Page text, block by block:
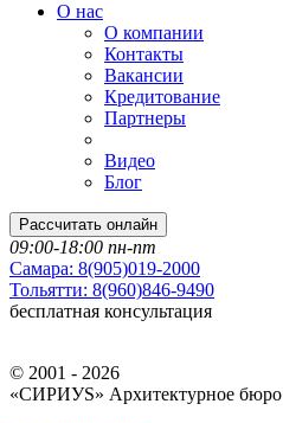
О нас
О компании
Контакты
Вакансии
Кредитование
Партнеры
Видео
Блог
Рассчитать онлайн
09:00-18:00 пн-пт
Самара: 8(905)019-2000
Тольятти: 8(960)846-9490
бесплатная консультация
© 2001 - 2026
«СИРИУS» Архитектурное бюро